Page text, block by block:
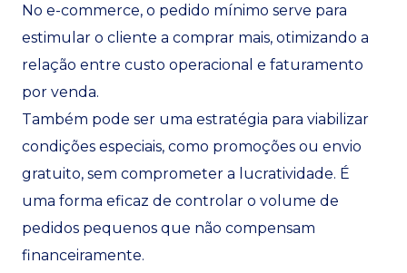
No e-commerce, o pedido mínimo serve para
estimular o cliente a comprar mais, otimizando a
relação entre custo operacional e faturamento
por venda.
Também pode ser uma estratégia para viabilizar
condições especiais, como promoções ou envio
gratuito, sem comprometer a lucratividade. É
uma forma eficaz de controlar o volume de
pedidos pequenos que não compensam
financeiramente.